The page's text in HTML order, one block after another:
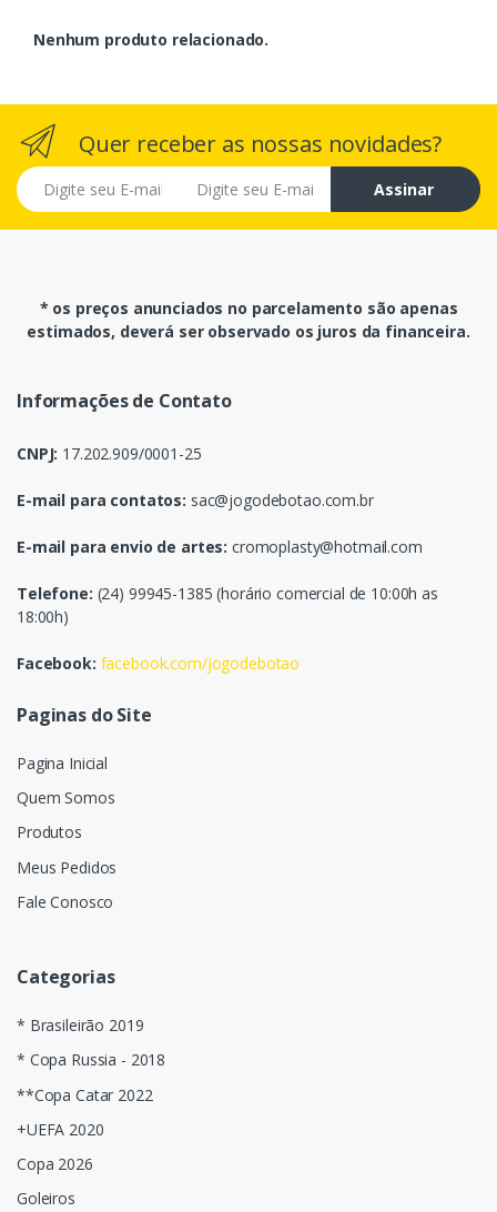
Nenhum produto relacionado.
Quer receber as nossas novidades?
E-mail
Assinar
* os preços anunciados no parcelamento são apenas
estimados, deverá ser observado os juros da financeira.
Informações de Contato
CNPJ: 17.202.909/0001-25
E-mail para contatos: sac@jogodebotao.com.br
E-mail para envio de artes: cromoplasty@hotmail.com
Telefone: (24) 99945-1385 (horário comercial de 10:00h as
18:00h)
Facebook: facebook.com/jogodebotao
Paginas do Site
Pagina Inicial
Quem Somos
Produtos
Meus Pedidos
Fale Conosco
Categorias
* Brasileirão 2019
* Copa Russia - 2018
**Copa Catar 2022
+UEFA 2020
Copa 2026
Goleiros